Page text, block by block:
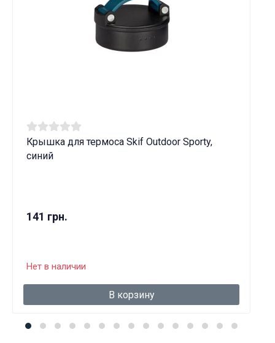
Крышка для термоса Skif Outdoor Sporty,
синий
141 грн.
Нет в наличии
В корзину